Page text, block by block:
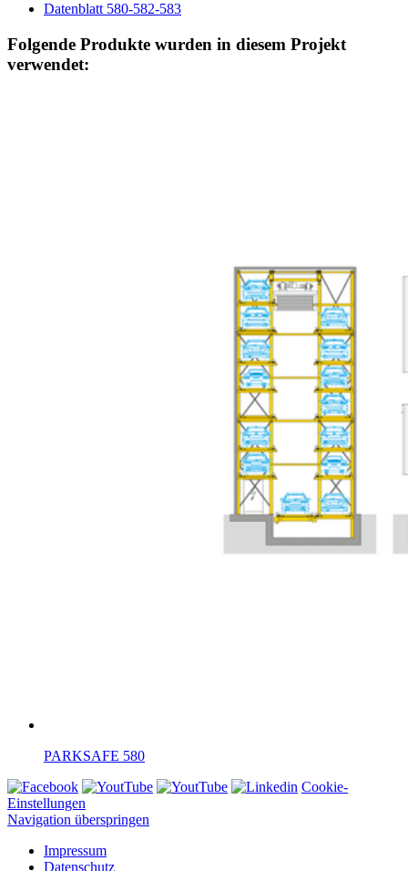
Datenblatt 580-582-583
Folgende Produkte wurden in diesem Projekt
verwendet:
PARKSAFE 580
Cookie-
Einstellungen
Navigation überspringen
Impressum
Datenschutz